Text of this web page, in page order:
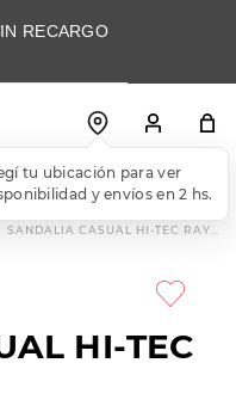
RECARGO
tu ubicación para ver
y envíos en 2 hs.
SANDALIA CASUAL HI-TEC RAY
HI-TEC
MÁS